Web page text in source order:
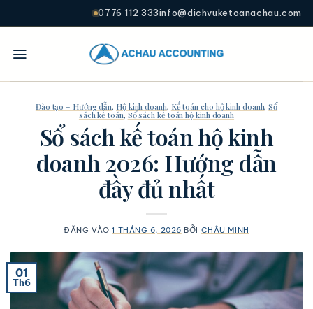
0776 112 333info@dichvuketoanachau.com
Đào tạo – Hướng dẫn, Hộ kinh doanh, Kế toán cho hộ kinh doanh,Sổ
sách kế toán, Sổ sách kế toán hộ kinh doanh
Sổ sách kế toán hộ kinh
doanh 2026: Hướng dẫn
đầy đủ nhất
ĐĂNG VÀO1 THÁNG 6, 2026 BỞI CHÂU MINH
01
Th6